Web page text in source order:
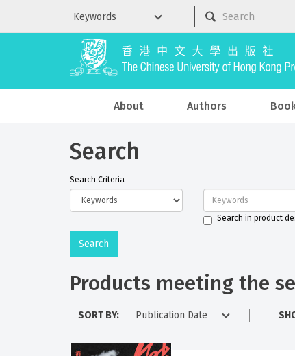
About Authors
Search
Search Criteria
Search in product
Products meeting the
SORT BY: